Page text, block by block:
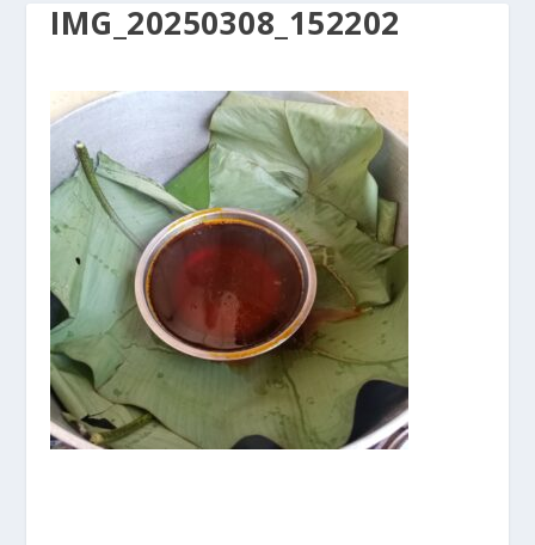
IMG_20250308_152202